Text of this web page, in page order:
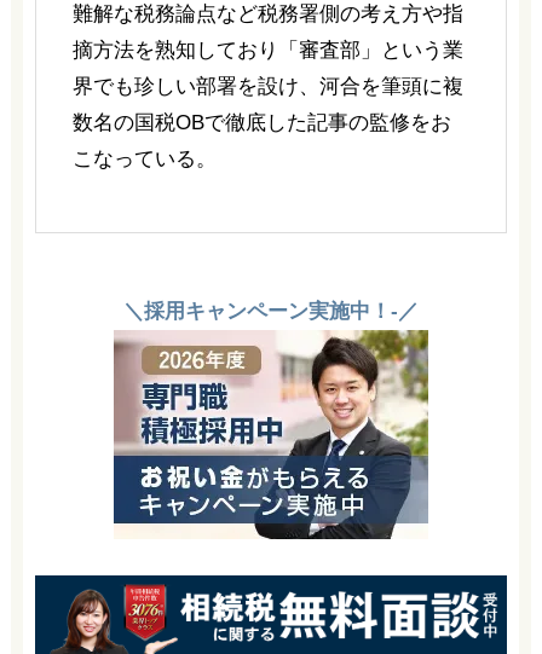
難解な税務論点など税務署側の考え方や指
摘方法を熟知しており「審査部」という業
界でも珍しい部署を設け、河合を筆頭に複
数名の国税OBで徹底した記事の監修をお
こなっている。
＼採用キャンペーン実施中！-／